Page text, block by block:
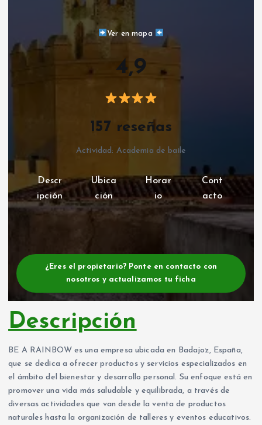
Ver en mapa
4,9
157 reseñas
Actividad: Academia de baile
Descr
ipción
Ubica
ción
Horar
io
Cont
acto
¿Eres el propietario? Ponte en contacto con
nosotros y actualizamos tu ficha
Descripción
BE A RAINBOW es una empresa ubicada en Badajoz, España,
que se dedica a ofrecer productos y servicios especializados en
el ámbito del bienestar y desarrollo personal. Su enfoque está en
promover una vida más saludable y equilibrada, a través de
diversas actividades que van desde la venta de productos
naturales hasta la organización de talleres y eventos educativos.